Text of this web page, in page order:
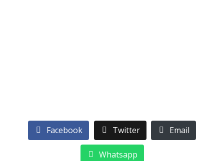
Facebook Twitter Email
Whatsapp